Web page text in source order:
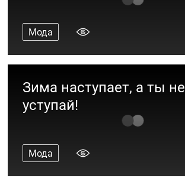
Мода
Зима наступает, а ты не
уступай!
Мода